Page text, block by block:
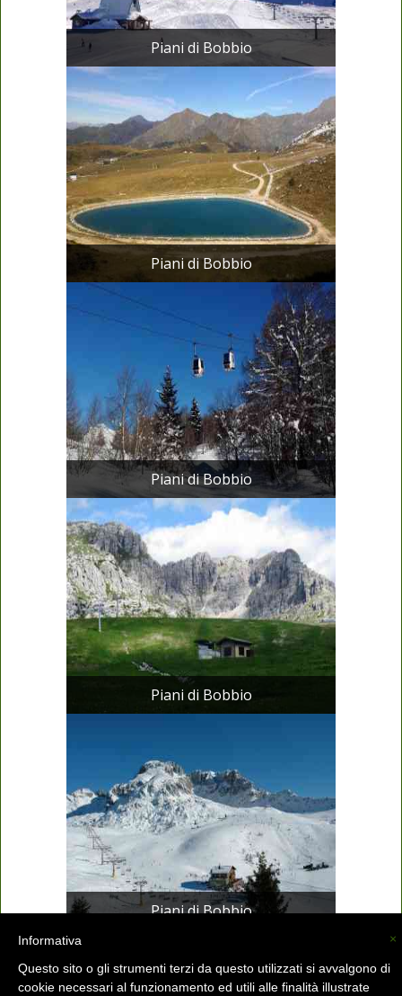
Piani di Bobbio
Piani di Bobbio
Piani di Bobbio
Piani di Bobbio
Piani di Bobbio
La Valsassina (C) -info@lavalsassina.com-
×
Informativa
Questo sito o gli strumenti terzi da questo utilizzati si avvalgono di
cookie necessari al funzionamento ed utili alle finalità illustrate